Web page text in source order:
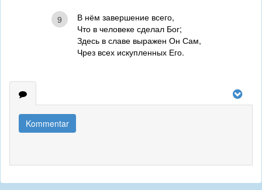
9
В нём завершение всего,
Что в человеке сделал Бог;
Здесь в славе выражен Он Сам,
Чрез всех искупленных Его.
Kommentar